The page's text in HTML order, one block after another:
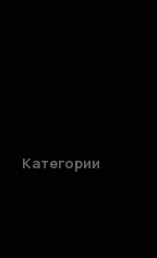
Категории